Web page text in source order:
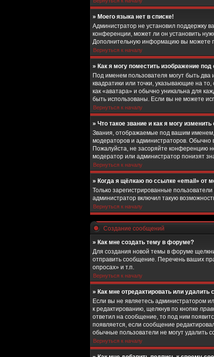
» Моего языка нет в списке!
Администратор не установил поддержку
конференции, может ли он установить
Дополнительную информацию вы можете
Вернуться к началу
» Как я могу поместить изображение
Под именем пользователя могут быть два
квадратики или точки, указывающие на
как «аватара» и обычно уникальна для
быть использованы. Если вы не можете
Вернуться к началу
» Что такое звание и как я могу изменить
Звания, отображаемые под вашим
модераторов и администраторов. Обычно
Пожалуйста, не засоряйте конференцию
модератор или администратор понизят
Вернуться к началу
» Когда я щёлкаю по ссылке «email» от
Только зарегистрированные
администратор включил такую
Вернуться к началу
Создание сообщений
» Как мне создать тему в форуме?
Для создания новой темы в форуме
отправить сообщение. Перечень ваших
опросах» и т.п.
Вернуться к началу
» Как мне отредактировать или удалить
Если вы не являетесь администратором
к редактированию, щелкнув по кнопке
ответил на сообщение, то под ним
появляется, если сообщение
обычные пользователи не могут удалить
Вернуться к началу